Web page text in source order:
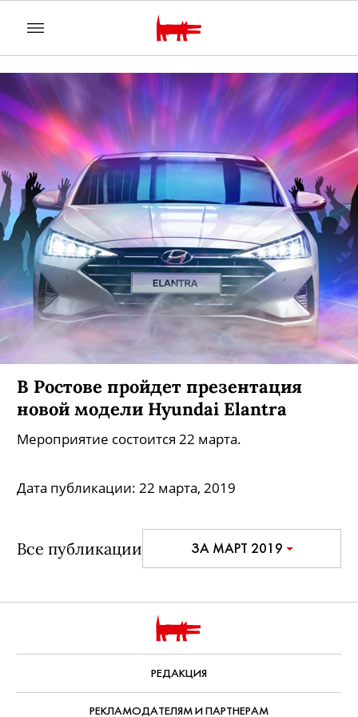
В Ростове пройдет презентация
новой модели Hyundai Elantra
Мероприятие состоится 22 марта.
Дата публикации: 22 марта, 2019
Все публикации ЗА МАРТ 2019
РЕДАКЦИЯ
РЕКЛАМОДАТЕЛЯМ И ПАРТНЕРАМ